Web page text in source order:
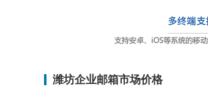
潍坊企业邮箱市场价格